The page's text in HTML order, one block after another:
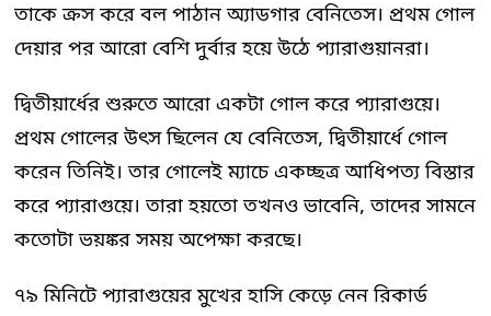
তাকে ক্রস করে বল পাঠান অ্যাডগার বেনিতেস। প্রথম গোল
দেয়ার পর আরো বেশি দুর্বার হয়ে উঠে প্যারাগুয়ানরা।
দ্বিতীয়ার্ধের শুরুতে আরো একটা গোল করে প্যারাগুয়ে।
প্রথম গোলের উৎস ছিলেন যে বেনিতেস, দ্বিতীয়ার্ধে গোল
করেন তিনিই। তার গোলেই ম্যাচে একচ্ছত্র আধিপত্য বিস্তার
করে প্যারাগুয়ে। তারা হয়তো তখনও ভাবেনি, তাদের সামনে
কতোটা ভয়ঙ্কর সময় অপেক্ষা করছে।
৭৯ মিনিটে প্যারাগুয়ের মুখের হাসি কেড়ে নেন রিকার্ড